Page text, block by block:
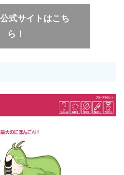
式サイトはこち
ら！